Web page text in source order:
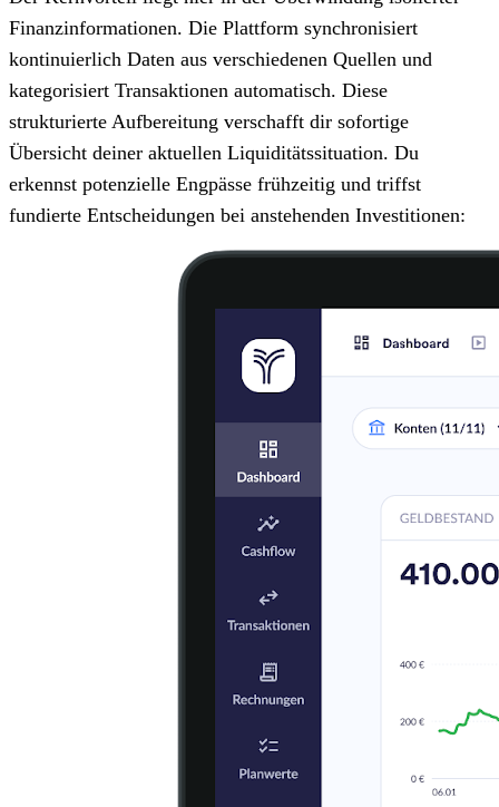
Finanzinformationen. Die Plattform synchronisiert
kontinuierlich Daten aus verschiedenen Quellen und
kategorisiert Transaktionen automatisch. Diese
strukturierte Aufbereitung verschafft dir sofortige
Übersicht deiner aktuellen Liquiditätssituation. Du
erkennst potenzielle Engpässe frühzeitig und triffst
fundierte Entscheidungen bei anstehenden Investitionen: